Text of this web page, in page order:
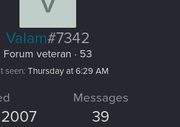
Valam#7342
Forum veteran · 53
seen Thursday at 6:29 AM
Messages
39